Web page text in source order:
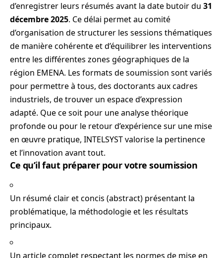
d’enregistrer leurs résumés avant la date butoir du 31
décembre 2025. Ce délai permet au comité
d’organisation de structurer les sessions thématiques
de manière cohérente et d’équilibrer les interventions
entre les différentes zones géographiques de la
région EMENA. Les formats de soumission sont variés
pour permettre à tous, des doctorants aux cadres
industriels, de trouver un espace d’expression
adapté. Que ce soit pour une analyse théorique
profonde ou pour le retour d’expérience sur une mise
en œuvre pratique, INTELSYST valorise la pertinence
et l’innovation avant tout.
Ce qu’il faut préparer pour votre soumission
Un résumé clair et concis (abstract) présentant la
problématique, la méthodologie et les résultats
principaux.
Un article complet respectant les normes de mise en